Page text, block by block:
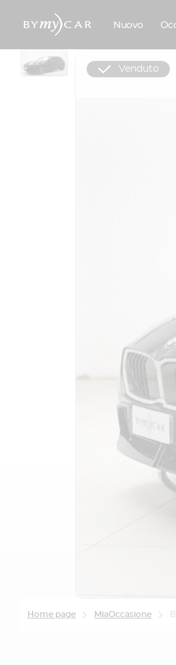
Nuovo
Home page MiaOccasione
Venduto